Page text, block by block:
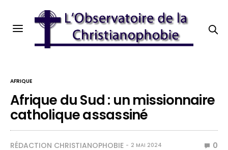
AFRIQUE
Afrique du Sud : un missionnaire
catholique assassiné
RÉDACTION CHRISTIANOPHOBIE 2 MAI 2024 0